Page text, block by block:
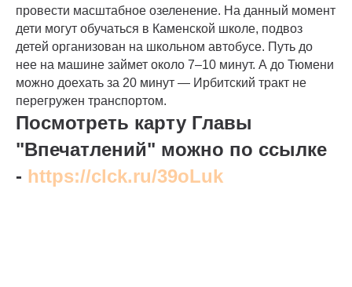
провести масштабное озеленение. На данный момент
дети могут обучаться в Каменской школе, подвоз
детей организован на школьном автобусе. Путь до
нее на машине займет около 7–10 минут. А до Тюмени
можно доехать за 20 минут — Ирбитский тракт не
перегружен транспортом.
Посмотреть карту Главы
"Впечатлений" можно по ссылке
- https://clck.ru/39oLuk